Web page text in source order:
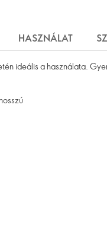
HASZNÁLAT
ideális a használata.